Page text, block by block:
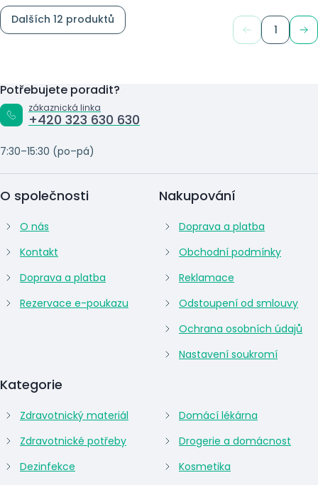
Dalších 12 produktů
1
Potřebujete poradit?
zákaznická linka
+420 323 630 630
7:30–15:30 (po–pá)
O společnosti
O nás
Kontakt
Doprava a platba
Rezervace e-poukazu
Kategorie
Zdravotnický materiál
Zdravotnické potřeby
Dezinfekce
Domácí lékárna
Drogerie a domácnost
Kosmetika
Nakupování
Doprava a platba
Obchodní podmínky
Reklamace
Odstoupení od smlouvy
Ochrana osobních údajů
Nastavení soukromí